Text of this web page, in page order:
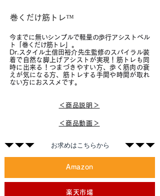
​巻くだけ筋トレ™
今までに無いシンプルで軽量の歩行アシストベル
ト「巻くだけ筋トレ」。
Dr.スタイル土信田裕介先生監修のスパイラル装
着で自然な脚上げアシストが実現！筋トレも同
時に出来る！つまづきやすい方、歩く筋肉の衰
えが気になる方、筋トレする手間や時間が取れ
ない方におススメです。
＜商品説明＞
＜商品動画＞
​お求めはこちらから
Amazon
楽天市場